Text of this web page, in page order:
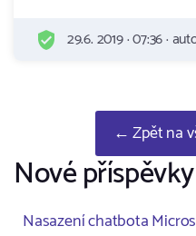
29.6. 2019 · 07:36 ·
← Zpět na
Nové příspěvky
Nasazení chatbota